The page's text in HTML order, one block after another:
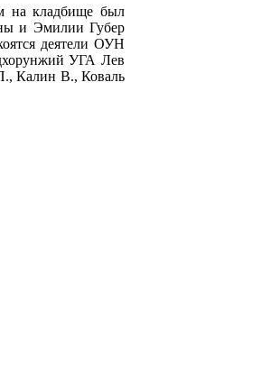
на кладбище был
и Эмилии Губер
деятели ОУН
УГА Лев
Калин В., Коваль